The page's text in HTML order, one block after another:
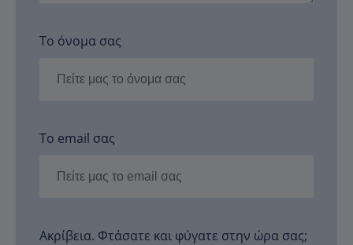
Το όνομα σας
Το email σας
Ακρίβεια. Φτάσατε και φύγατε στην ώρα σας;